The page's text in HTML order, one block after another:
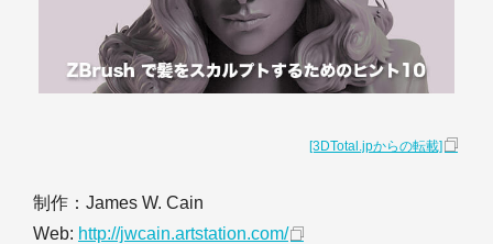
[3DTotal.jpからの転載]
制作：James W. Cain
Web: http://jwcain.artstation.com/